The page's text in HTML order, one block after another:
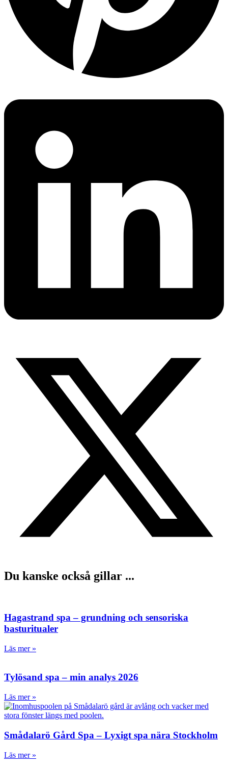
Du kanske också gillar ...
Hagastrand spa – grundning och sensoriska
basturitualer
Läs mer »
Tylösand spa – min analys 2026
Läs mer »
Smådalarö Gård Spa – Lyxigt spa nära Stockholm
Läs mer »